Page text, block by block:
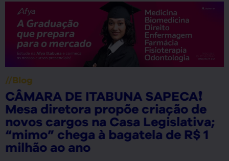
//Blog
CÂMARA DE ITABUNA SAPECA❗
Mesa diretora propõe criação de
novos cargos na Casa Legislativa;
“mimo” chega à bagatela de R$ 1
milhão ao ano